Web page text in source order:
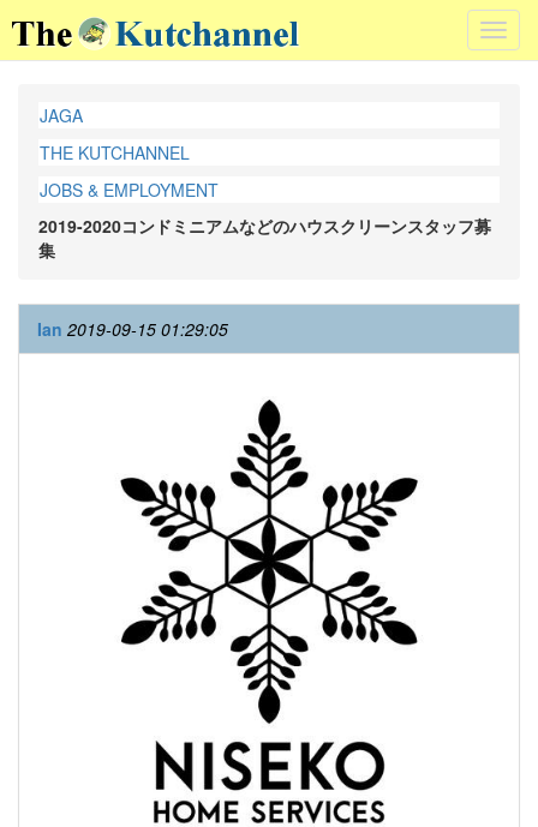
JAGA
THE KUTCHANNEL
JOBS & EMPLOYMENT
2019-2020コンドミニアムなどのハウスクリーンスタッフ募
集
Ian 2019-09-15 01:29:05